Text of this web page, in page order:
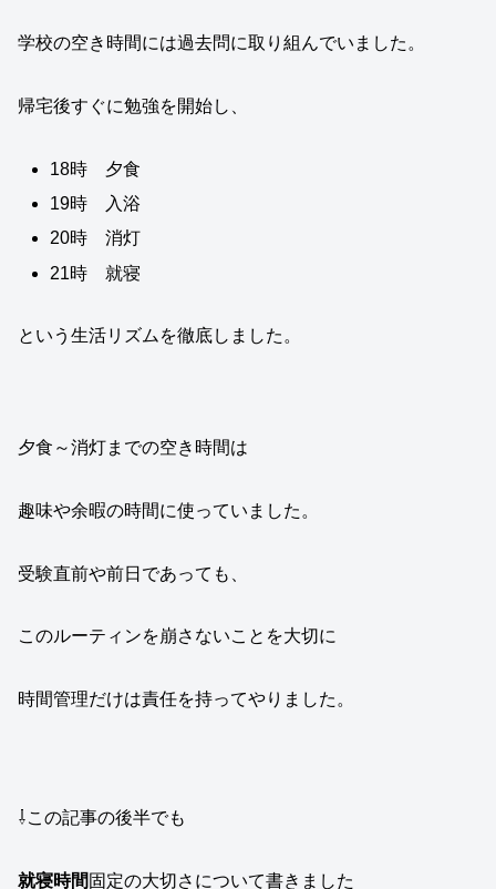
学校の空き時間には過去問に取り組んでいました。
帰宅後すぐに勉強を開始し、
18時 夕食
19時 入浴
20時 消灯
21時 就寝
という生活リズムを徹底しました。
夕食～消灯までの空き時間は
趣味や余暇の時間に使っていました。
受験直前や前日であっても、
このルーティンを崩さないことを大切に
時間管理だけは責任を持ってやりました。
⇩この記事の後半でも
就寝時間 固定の大切さについて書きました